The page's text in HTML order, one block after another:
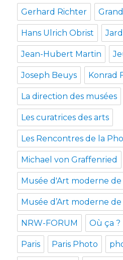
Gerhard Richter
Hans Ulrich Obrist
Jean-Hubert Martin
Joseph Beuys Konrad
La direction des musées
Les curatrices des arts
Les Rencontres de la
Michael von Graffenried
Musée d'Art moderne de
Musée d’Art moderne de
NRW-FORUM Où ça ?
Paris Paris Photo